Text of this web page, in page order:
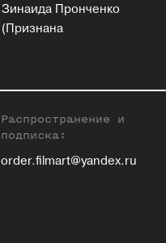
Зинаида Пронченко
(Признана
Распространение и
подписка:
order.filmart@yandex.ru